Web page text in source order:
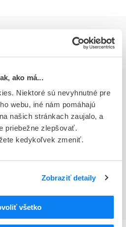
ako má...
Niektoré sú nevyhnutné pre
webu, iné nám pomáhajú
našich stránkach zaujalo, a
priebežne zlepšovať.
kedykoľvek zmeniť.
Zobraziť detaily
všetko
Ltda.